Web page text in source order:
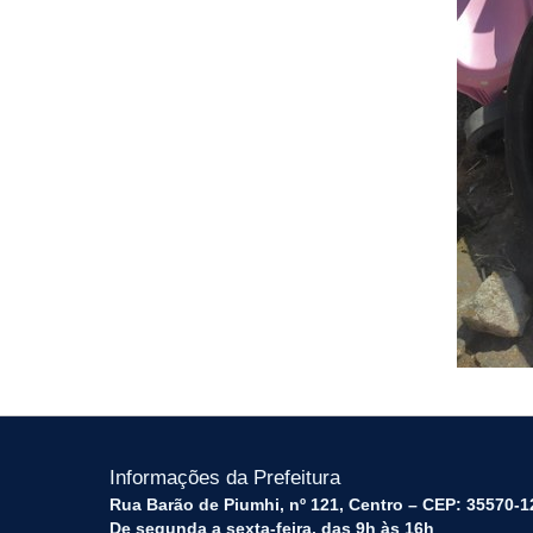
Informações da Prefeitura
Rua Barão de Piumhi, nº 121, Centro – CEP: 35570-
De segunda a sexta-feira, das 9h às 16h